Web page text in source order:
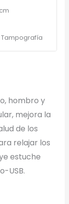
fondo
hombro y
mejora la
de los
relajar los
estuche
USB.